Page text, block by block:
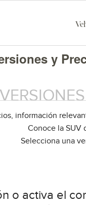
y
información
Conoce la SUV
Selecciona una
o activa el